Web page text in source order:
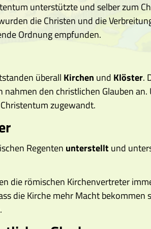
unterstützte und selber zum
die Christen und die
Ordnung empfunden.
überall Kirchen und Klöster.
den christlichen Glauben an.
zugewandt.
Regenten unterstelltund
die römischen Kirchenvertreter
die Kirche mehr Macht bekommen